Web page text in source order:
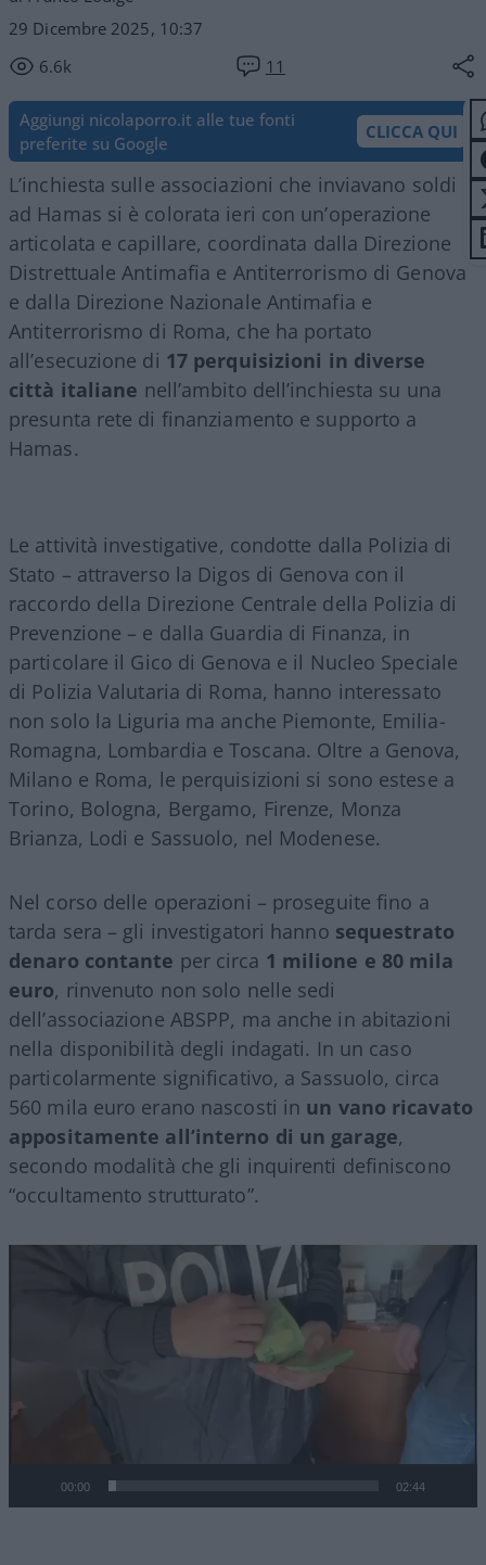
29 Dicembre 2025, 10:37
6.6k
11
Aggiungi nicolaporro.it alle tue fonti
preferite su Google
CLICCA QUI
L’inchiesta sulle associazioni che inviavano soldi
ad Hamas si è colorata ieri con un’operazione
articolata e capillare, coordinata dalla Direzione
Distrettuale Antimafia e Antiterrorismo di Genova
e dalla Direzione Nazionale Antimafia e
Antiterrorismo di Roma, che ha portato
all’esecuzione di 17 perquisizioni in diverse
città italiane nell’ambito dell’inchiesta su una
presunta rete di finanziamento e supporto a
Hamas.
Le attività investigative, condotte dalla Polizia di
Stato – attraverso la Digos di Genova con il
raccordo della Direzione Centrale della Polizia di
Prevenzione – e dalla Guardia di Finanza, in
particolare il Gico di Genova e il Nucleo Speciale
di Polizia Valutaria di Roma, hanno interessato
non solo la Liguria ma anche Piemonte, Emilia-
Romagna, Lombardia e Toscana. Oltre a Genova,
Milano e Roma, le perquisizioni si sono estese a
Torino, Bologna, Bergamo, Firenze, Monza
Brianza, Lodi e Sassuolo, nel Modenese.
Nel corso delle operazioni – proseguite fino a
tarda sera – gli investigatori hanno sequestrato
denaro contante per circa 1 milione e 80 mila
euro, rinvenuto non solo nelle sedi
dell’associazione ABSPP, ma anche in abitazioni
nella disponibilità degli indagati. In un caso
particolarmente significativo, a Sassuolo, circa
560 mila euro erano nascosti in un vano ricavato
appositamente all’interno di un garage,
secondo modalità che gli inquirenti definiscono
“occultamento strutturato”.
00:00 02:44